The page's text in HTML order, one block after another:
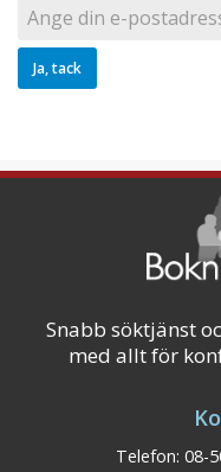
Snabb söktjänst
med allt för
Telefon: 08-